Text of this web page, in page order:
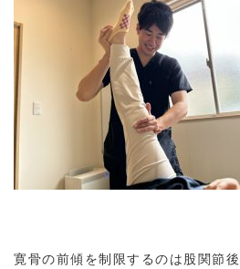
寛骨の前傾を制限するのは股関節